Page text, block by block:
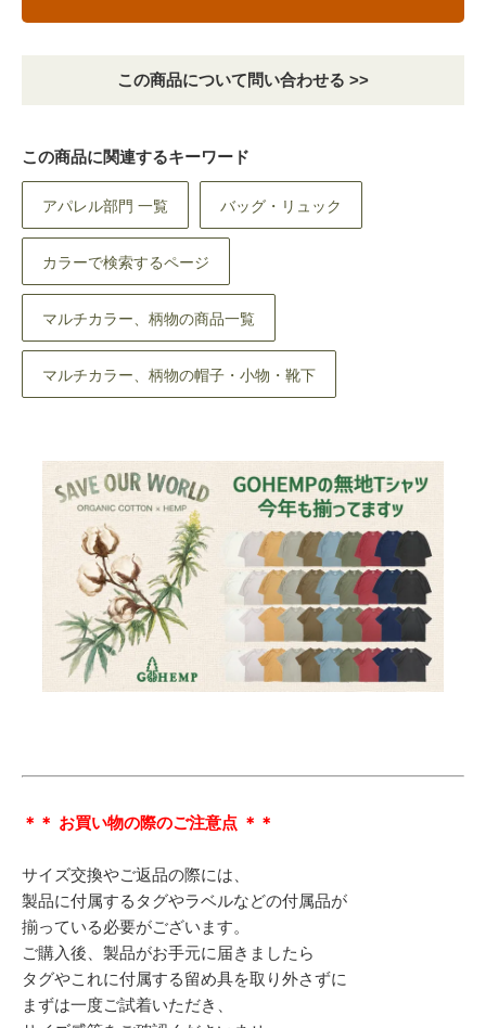
この商品について問い合わせる >>
この商品に関連するキーワード
アパレル部門 一覧 バッグ・リュック
カラーで検索するページ
マルチカラー、柄物の商品一覧
マルチカラー、柄物の帽子・小物・靴下
＊＊ お買い物の際のご注意点 ＊＊
サイズ交換やご返品の際には、
製品に付属するタグやラベルなどの付属品が
揃っている必要がございます。
ご購入後、製品がお手元に届きましたら
タグやこれに付属する留め具を取り外さずに
まずは一度ご試着いただき、